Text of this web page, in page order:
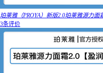
珀莱雅（PROYA）新版2.0珀莱雅源力
3条评价